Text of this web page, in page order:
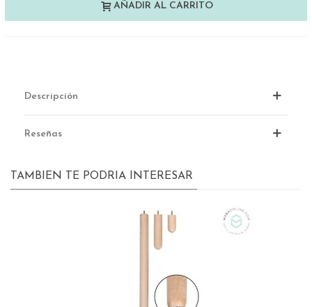
AÑADIR AL CARRITO
Descripción
Reseñas
TAMBIEN TE PODRIA INTERESAR